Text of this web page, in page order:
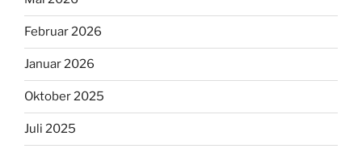
Februar 2026
Januar 2026
Oktober 2025
Juli 2025